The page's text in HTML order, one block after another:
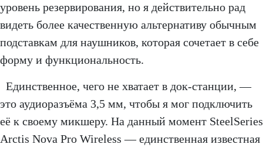
уровень резервирования, но я действительно рад
видеть более качественную альтернативу обычным
подставкам для наушников, которая сочетает в себе
форму и функциональность.
Единственное, чего не хватает в док-станции, —
это аудиоразъёма 3,5 мм, чтобы я мог подключить
её к своему микшеру. На данный момент SteelSeries
Arctis Nova Pro Wireless — единственная известная